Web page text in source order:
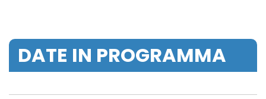
DATE IN PROGRAMMA